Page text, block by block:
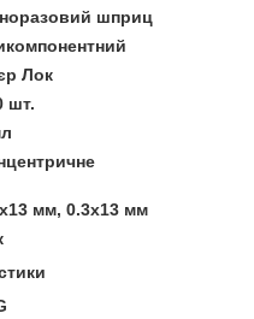
шприц
Лок
шт.
мм, 0.3х13 мм